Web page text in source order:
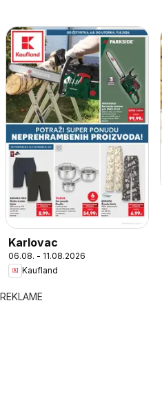
Karlovac
06.08. - 11.08.2026
Kaufland
REKLAME